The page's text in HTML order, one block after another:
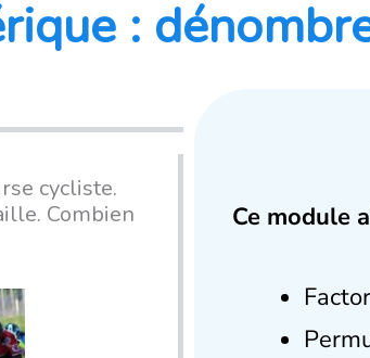
:
cycliste.
Combien
Ce module